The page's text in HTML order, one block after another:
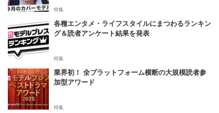
特集
各種エンタメ・ライフスタイルにまつわるランキン
グ＆読者アンケート結果を発表
特集
業界初！ 全プラットフォーム横断の大規模読者参
加型アワード
特集